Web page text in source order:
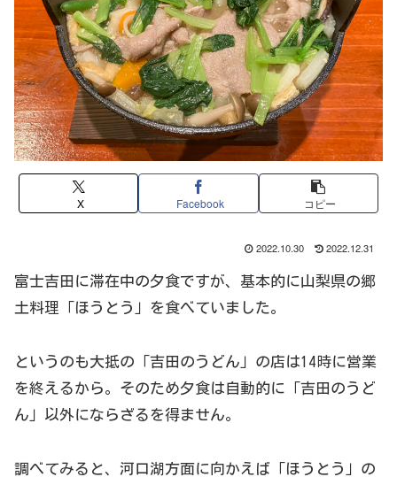
X Facebook コピー
2022.10.30 2022.12.31
富士吉田に滞在中の夕食ですが、基本的に山梨県の郷
土料理「ほうとう」を食べていました。
というのも大抵の「吉田のうどん」の店は14時に営業
を終えるから。そのため夕食は自動的に「吉田のうど
ん」以外にならざるを得ません。
調べてみると、河口湖方面に向かえば「ほうとう」の